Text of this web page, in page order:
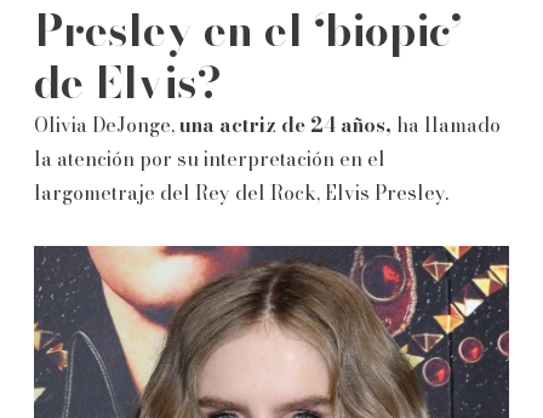
Presley en el ‘biopic’
de Elvis?
Olivia DeJonge,una actriz de 24 años, ha llamado
la atención por su interpretación en el
largometraje del Rey del Rock, Elvis Presley.